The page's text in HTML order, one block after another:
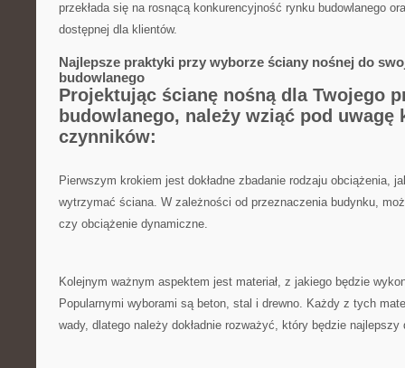
przekłada się na rosnącą konkurencyjność ​rynku budowlanego
dostępnej dla klientów.
Najlepsze praktyki⁢ przy wyborze⁤ ściany nośnej do
budowlanego
Projektując⁣ ścianę nośną dla Twojego‌
budowlanego, należy wziąć pod
czynników:
Pierwszym krokiem jest ⁣dokładne zbadanie⁣ rodzaju obciążenia,
wytrzymać ściana. W zależności od przeznaczenia budynku,
czy obciążenie dynamiczne.
Kolejnym ważnym aspektem jest materiał, z jakiego będzie
Popularnymi wyborami są ⁢beton, stal i drewno. Każdy z tych
wady, dlatego należy dokładnie rozważyć, który będzie najlepszy